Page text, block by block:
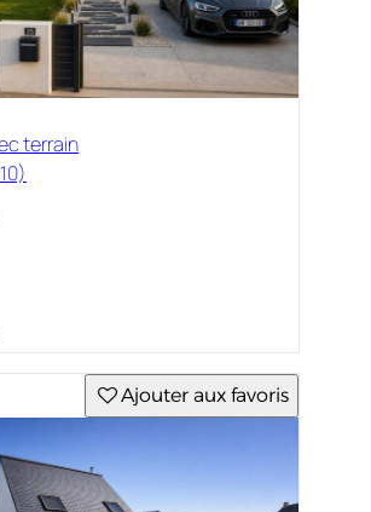
terrain
Ajouter aux favoris